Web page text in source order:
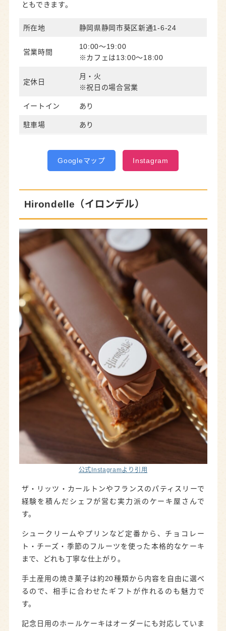
ともできます。
所在地 静岡県静岡市葵区新通1-6-24
営業時間
10:00～19:00
※カフェは13:00～18:00
定休日
月・火
※祝日の場合営業
イートイン あり
駐車場 あり
Googleマップ Instagram
Hirondelle（イロンデル）
公式Instagramより引用
ザ・リッツ・カールトンやフランスのパティスリーで
経験を積んだシェフが営む実力派のケーキ屋さんで
す。
シュークリームやプリンなど定番から、チョコレー
ト・チーズ・季節のフルーツを使った本格的なケーキ
まで、どれも丁寧な仕上がり。
手土産用の焼き菓子は約20種類から内容を自由に選べ
るので、相手に合わせたギフトが作れるのも魅力で
す。
記念日用のホールケーキはオーダーにも対応していま